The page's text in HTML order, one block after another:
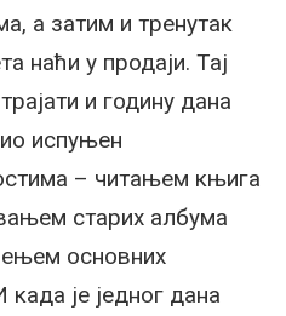
а затим и тренутак
наћи у продаји. Тај
и годину дана
испуњен
– читањем књига
старих албума
основних
када је једног дана